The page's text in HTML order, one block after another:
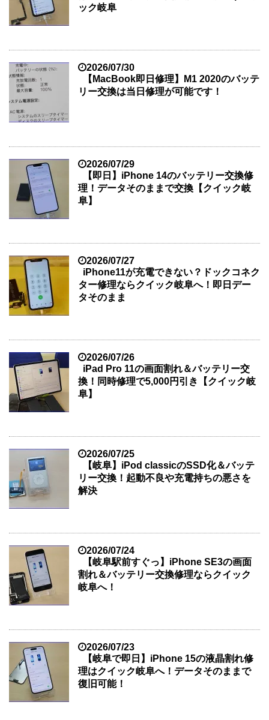
ック岐阜
2026/07/30
【MacBook即日修理】M1 2020のバッテ
リー交換は当日修理が可能です！
2026/07/29
【即日】iPhone 14のバッテリー交換修
理！データそのままで交換【クイック岐
阜】
2026/07/27
iPhone11が充電できない？ドックコネク
ター修理ならクイック岐阜へ！即日デー
タそのまま
2026/07/26
iPad Pro 11の画面割れ＆バッテリー交
換！同時修理で5,000円引き【クイック岐
阜】
2026/07/25
【岐阜】iPod classicのSSD化＆バッテ
リー交換！起動不良や充電持ちの悪さを
解決
2026/07/24
【岐阜駅前すぐっ】iPhone SE3の画面
割れ＆バッテリー交換修理ならクイック
岐阜へ！
2026/07/23
【岐阜で即日】iPhone 15の液晶割れ修
理はクイック岐阜へ！データそのままで
復旧可能！